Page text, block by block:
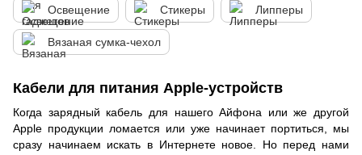
Освещение Стикеры Липперы
Вязаная сумка-чехол
Кабели для питания Apple-устройств
Когда зарядный кабель для нашего Айфона или же другой
Apple продукции ломается или уже начинает портиться, мы
сразу начинаем искать в Интернете новое. Но перед нами